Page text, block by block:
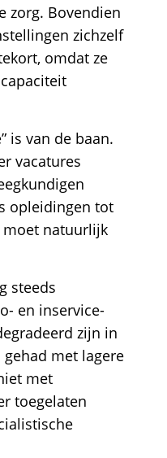
zorg. Bovendien
zichzelf
omdat ze
is van de baan.
vacatures
opleidingen tot
moet natuurlijk
steeds
en inservice-
zijn in
met lagere
met
toegelaten